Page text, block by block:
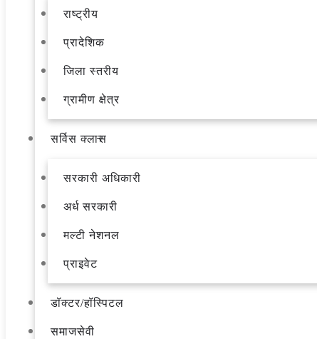
राष्ट्रीय
प्रादेशिक
जिला स्तरीय
ग्रामीण क्षेत्र
सर्विस क्लास
सरकारी अधिकारी
अर्ध सरकारी
मल्टी नेशनल
प्राइवेट
डॉक्टर/हॉस्पिटल
समाजसेवी